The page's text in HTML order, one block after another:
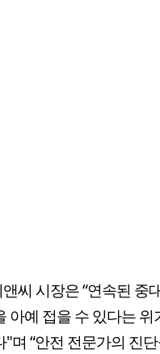
씨 시장은 “연속된 중
아예 접을 수 있다는 위
며 “안전 전문가의 진